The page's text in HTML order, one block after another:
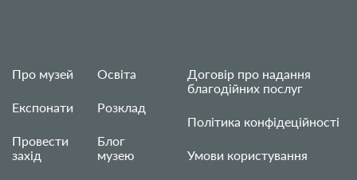
Про музей
Експонати
Провести
захід
Освіта
Розклад
Блог
музею
Договір про надання
благодійних послуг
Політика конфідеційності
Умови користування